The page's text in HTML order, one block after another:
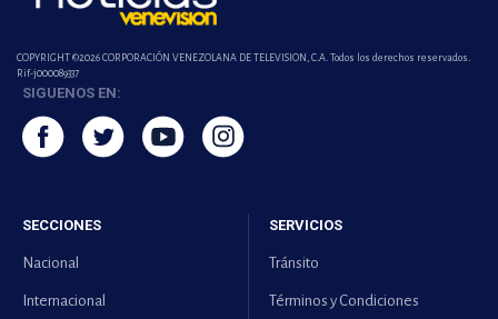
COPYRIGHT ©2026 CORPORACIÓN VENEZOLANA DE TELEVISION, C.A. Todos los derechos reservados.
Rif-j000089337
SIGUENOS EN:
SECCIONES
Nacional
Internacional
SERVICIOS
Tránsito
Términos y Condiciones